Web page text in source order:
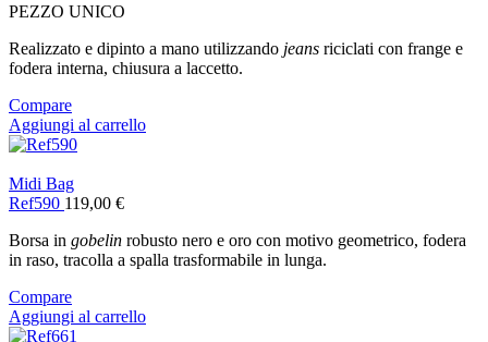
PEZZO UNICO
Realizzato e dipinto a mano utilizzando jeans riciclati con frange e
fodera interna, chiusura a laccetto.
Compare
Aggiungi al carrello
Midi Bag
Ref590 119,00 €
Borsa in gobelin robusto nero e oro con motivo geometrico, fodera
in raso, tracolla a spalla trasformabile in lunga.
Compare
Aggiungi al carrello